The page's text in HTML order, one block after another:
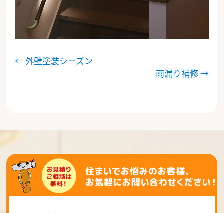
投
ゲ
ー
シ
ョ
←外壁塗装シーズン
雨漏り補修→